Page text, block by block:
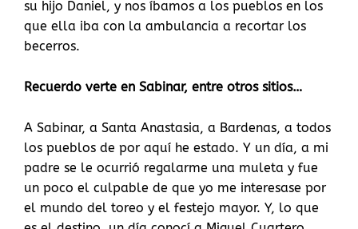
su hijo Daniel, y nos íbamos a los pueblos en los
que ella iba con la ambulancia a recortar los
becerros.
Recuerdo verte en Sabinar, entre otros sitios…
A Sabinar, a Santa Anastasia, a Bardenas, a todos
los pueblos de por aquí he estado. Y un día, a mi
padre se le ocurrió regalarme una muleta y fue
un poco el culpable de que yo me interesase por
el mundo del toreo y el festejo mayor. Y, lo que